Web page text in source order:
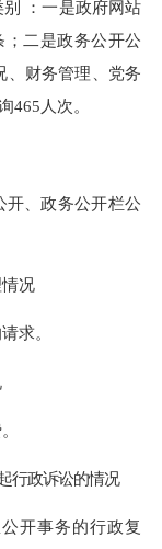
：一是政府网站
二是政务公开公
、财务管理、党务
465人次。
开、政务公开栏公
况
求。
行政诉讼的情况
开事务的行政复